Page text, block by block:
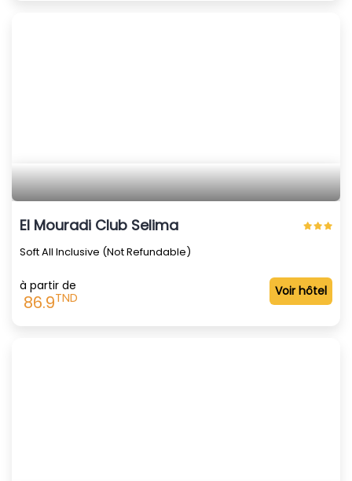
El Mouradi Club Selima
Soft All Inclusive (Not Refundable)
à partir de
86.9TND Voir hôtel